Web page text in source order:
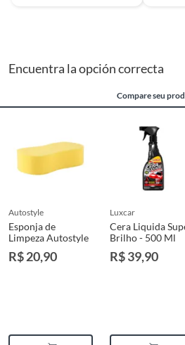
Encuentra la opción correcta
Compare seu
autostyle
Esponja de
Limpeza Autostyle
R$ 20,90
luxcar
Cera Liquida
Brilho - 500 Ml
R$ 39,90